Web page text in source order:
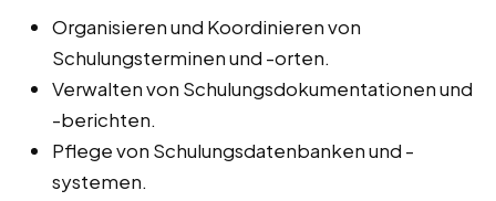
Organisieren und Koordinieren von
Schulungsterminen und -orten.
Verwalten von Schulungsdokumentationen und
-berichten.
Pflege von Schulungsdatenbanken und -
systemen.